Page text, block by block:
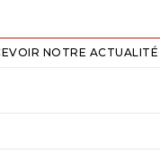
NOTRE ACTUALITÉ